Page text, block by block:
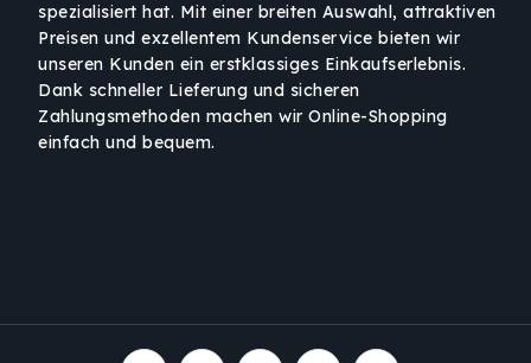
spezialisiert hat. Mit einer breiten Auswahl, attraktiven
Preisen und exzellentem Kundenservice bieten wir
unseren Kunden ein erstklassiges Einkaufserlebnis.
Dank schneller Lieferung und sicheren
Zahlungsmethoden machen wir Online-Shopping
einfach und bequem.